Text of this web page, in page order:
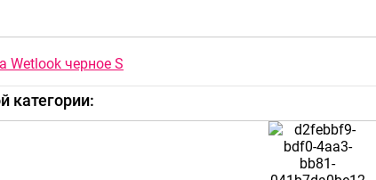
Wetlook черное S
категории: